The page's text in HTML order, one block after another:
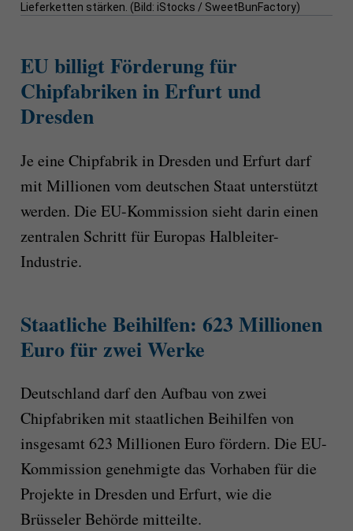
Lieferketten stärken. (Bild: iStocks / SweetBunFactory)
EU billigt Förderung für
Chipfabriken in Erfurt und
Dresden
Je eine Chipfabrik in Dresden und Erfurt darf
mit Millionen vom deutschen Staat unterstützt
werden. Die EU-Kommission sieht darin einen
zentralen Schritt für Europas Halbleiter-
Industrie.
Staatliche Beihilfen: 623 Millionen
Euro für zwei Werke
Deutschland darf den Aufbau von zwei
Chipfabriken mit staatlichen Beihilfen von
insgesamt 623 Millionen Euro fördern. Die EU-
Kommission genehmigte das Vorhaben für die
Projekte in Dresden und Erfurt, wie die
Brüsseler Behörde mitteilte.